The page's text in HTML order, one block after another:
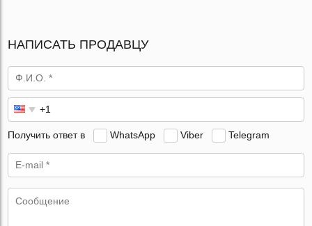
НАПИСАТЬ ПРОДАВЦУ
Получить ответ в WhatsApp Viber Telegram